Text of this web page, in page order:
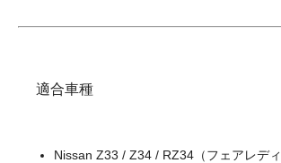
適合車種
Nissan Z33 / Z34 / RZ34（フェアレディ